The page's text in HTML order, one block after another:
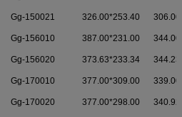
Gg-150021 326.00*253.40
Gg-156010 387.00*231.00
Gg-156020 373.63*233.34
Gg-170010 377.00*309.00
Gg-170020 377.00*298.00